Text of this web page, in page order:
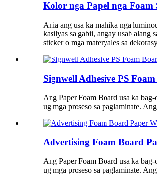
Kolor nga Papel nga
Ania ang usa ka mahika nga
kasilyas sa gabii, angay usab alang
sticker o mga materyales sa
Signwell Adhesive PS
Ang Paper Foam Board usa ka
ug mga proseso sa paglaminate.
Advertising Foam Board
Ang Paper Foam Board usa ka
ug mga proseso sa paglaminate.